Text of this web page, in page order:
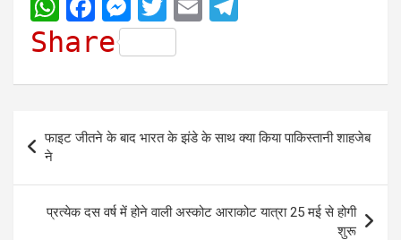
W
h
t
A
p
p
F
a
e
b
o
o
k
M
e
s
s
n
g
e
T
w
i
t
t
e
r
E
i
l
e
r
a
m
Share
navigation
फाइट जीतने के बाद भारत के झंडे के साथ क्या किया पाकिस्तानी शाहजेब
ने
प्रत्येक दस वर्ष में होने वाली अस्कोट आराकोट यात्रा 25 मई से होगी
शुरू